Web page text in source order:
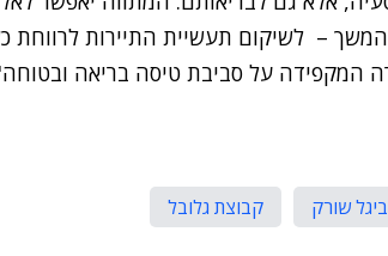
– לשיקום תעשיית התיירות לרווחת
המקפידה על סביבת טיסה בריאה
שורק קבוצת גלובל